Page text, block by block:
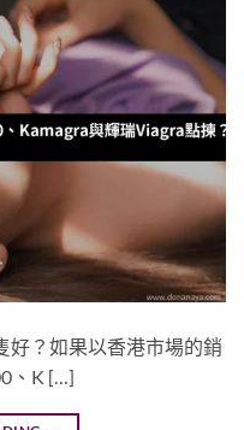
好？如果以香港市場的銷
、K […]